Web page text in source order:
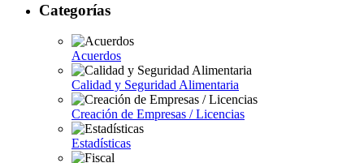
Categorías
Acuerdos
Calidad y Seguridad Alimentaria
Creación de Empresas / Licencias
Estadísticas